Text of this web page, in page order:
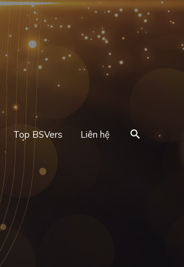
Top BSVers Liên hệ Search